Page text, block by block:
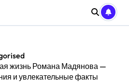
жизнь Романа Мадянова —
и увлекательные факты